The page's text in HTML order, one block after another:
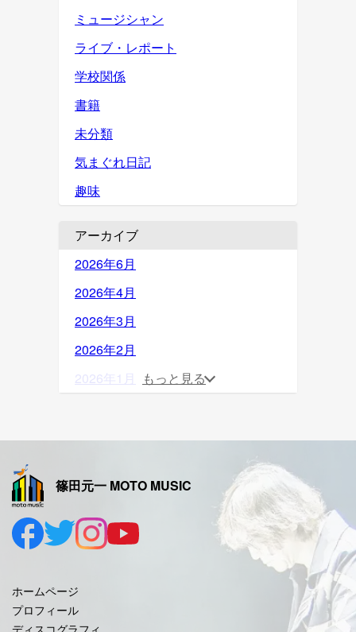
ミュージシャン
ライブ・レポート
学校関係
書籍
未分類
気まぐれ日記
趣味
アーカイブ
2026年6月
2026年4月
2026年3月
2026年2月
2026年1月
2025年9月
2025年8月
2025年7月
2025年5月
もっと見る
篠田元一 MOTO MUSIC
ホームページ
プロフィール
ディスコグラフィ